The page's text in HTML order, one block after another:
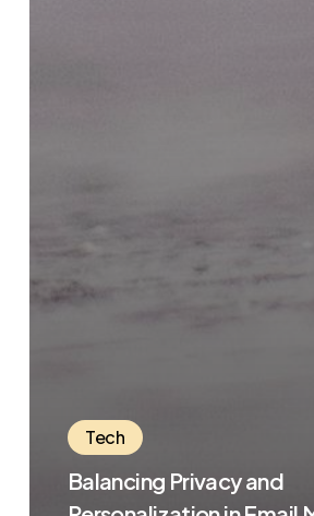
Tech
Balancing Privacy and